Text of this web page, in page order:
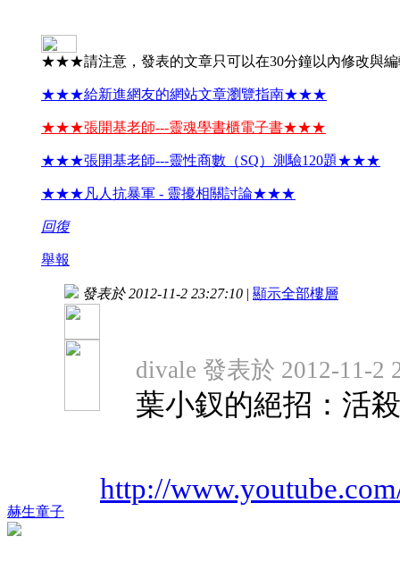
★★★請注意，發表的文章只可以在30分鐘以內修改
★★★給新進網友的網站文章瀏覽指南★★★
★★★張開基老師---靈魂學書櫃電子書★★★
★★★張開基老師---靈性商數（SQ）測驗120題★★★
★★★凡人抗暴軍 - 靈擾相關討論★★★
回復
舉報
赫生童子
發表於 2012-11-2 23:27:10 | 顯示全部樓層
divale 發表於 2012-11-2
葉小釵的絕招：活
http://